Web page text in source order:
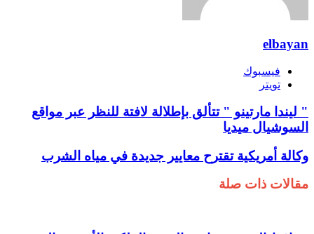
elbayan
فيسبوك
تويتر
" ليندا مارتينو " تتألق بإطلالة لافتة للنظر عبر مواقع
السوشيال ميديا
وكالة أمريكية تقترح معايير جديدة في مياه الشرب
مقالات ذات صلة